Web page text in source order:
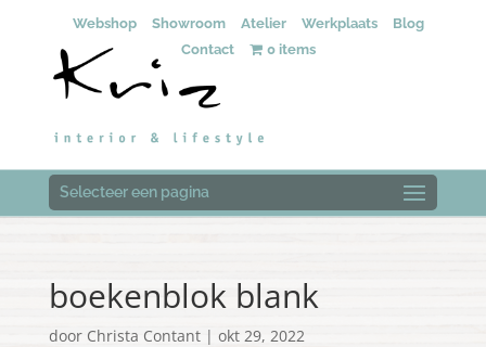
Webshop Showroom Atelier Werkplaats
Blog
Contact
0 items
Selecteer een pagina
boekenblok blank
door Christa Contant| okt 29, 2022